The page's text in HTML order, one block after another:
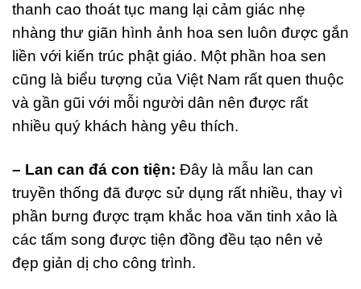
thanh cao thoát tục mang lại cảm giác nhẹ
nhàng thư giãn hình ảnh hoa sen luôn được gắn
liền với kiến trúc phật giáo. Một phần hoa sen
cũng là biểu tượng của Việt Nam rất quen thuộc
và gần gũi với mỗi người dân nên được rất
nhiều quý khách hàng yêu thích.
– Lan can đá con tiện: Đây là mẫu lan can
truyền thống đã được sử dụng rất nhiều, thay vì
phần bưng được trạm khắc hoa văn tinh xảo là
các tấm song được tiện đồng đều tạo nên vẻ
đẹp giản dị cho công trình.